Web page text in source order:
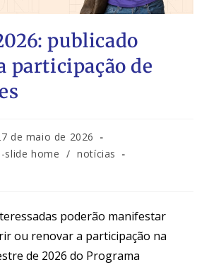
publicado
participação de
de maio de 2026
-slide home / notícias
poderão manifestar
ou renovar a participação na
de 2026 do Programa